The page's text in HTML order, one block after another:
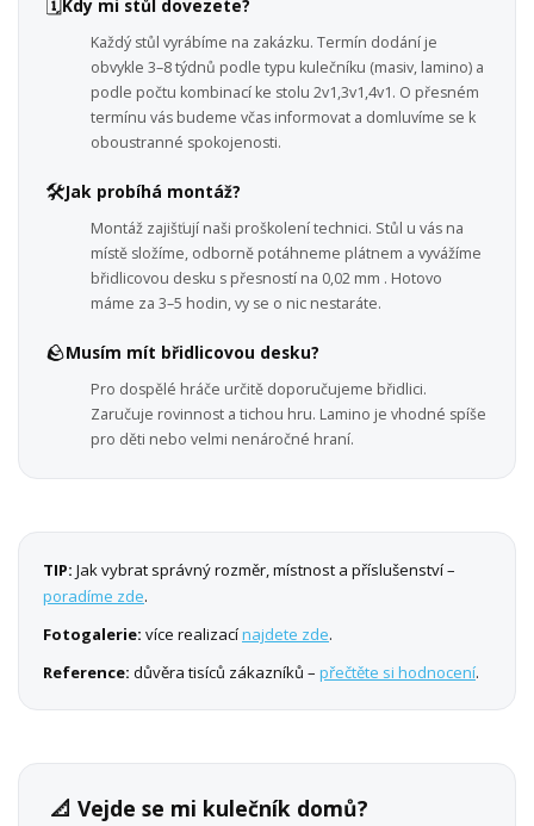
Kdy mi stůl dovezete?
Každý stůl vyrábíme na zakázku. Termín dodání je
obvykle 3–8 týdnů podle typu kulečníku (masiv, lamino) a
podle počtu kombinací ke stolu 2v1,3v1,4v1. O přesném
termínu vás budeme včas informovat a domluvíme se k
oboustranné spokojenosti.
🛠️Jak probíhá montáž?
Montáž zajišťují naši proškolení technici. Stůl u vás na
místě složíme, odborně potáhneme plátnem a vyvážíme
břidlicovou desku s přesností na 0,02 mm . Hotovo
máme za 3–5 hodin, vy se o nic nestaráte.
🪨Musím mít břidlicovou desku?
Pro dospělé hráče určitě doporučujeme břidlici.
Zaručuje rovinnost a tichou hru. Lamino je vhodné spíše
pro děti nebo velmi nenáročné hraní.
TIP: Jak vybrat správný rozměr, místnost a příslušenství –
poradíme zde.
Fotogalerie: více realizacínajdete zde.
Reference: důvěra tisíců zákazníků – přečtěte si hodnocení.
📐 Vejde se mi kulečník domů?